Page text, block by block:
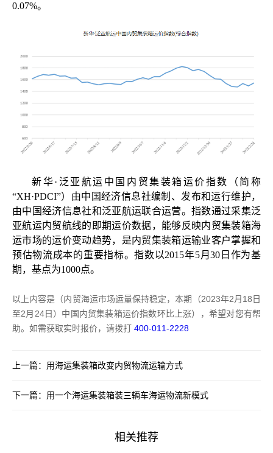
0.07%。
新华·泛亚航运中国内贸集装箱运价指数（简称
“XH·PDCI”）由中国经济信息社编制、发布和运行维护，
由中国经济信息社和泛亚航运联合运营。指数通过采集泛
亚航运内贸航线的即期运价数据，能够反映内贸集装箱海
运市场的运价变动趋势，是内贸集装箱运输业客户掌握和
预估物流成本的重要指标。指数以2015年5月30 日作为基
期，基点为1000点。
以上内容是（内贸海运市场运量保持稳定，本期（2023年2月18日
至2月24日）中国内贸集装箱运价指数环比上涨），希望对您有帮
助。如需获取实时报价，请拨打 400-011-2228
上一篇： 用海运集装箱改变内贸物流运输方式
下一篇： 用一个海运集装箱装三辆车海运物流新模式
相关推荐